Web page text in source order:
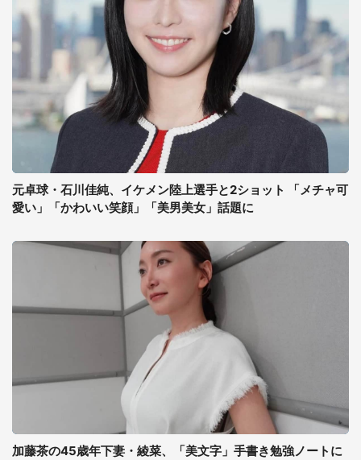
元卓球・石川佳純、イケメン陸上選手と2ショット 「メチャ可
愛い」「かわいい笑顔」「美男美女」話題に
加藤茶の45歳年下妻・綾菜、「美文字」手書き勉強ノートに